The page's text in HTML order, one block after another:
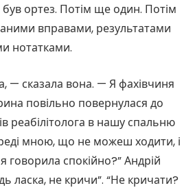
був ортез. Потім ще один. Потім
вправами, результатами
нотатками.
— сказала вона. — Я фахівчиня
повільно повернулася до
реабілітолога в нашу спальню
мною, що не можеш ходити, і
спокійно?” Андрій
ласка, не кричи”. “Не кричати?